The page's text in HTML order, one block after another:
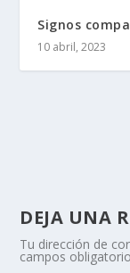
Signos
10 abril, 2023
DEJA UNA
Tu dirección de
campos